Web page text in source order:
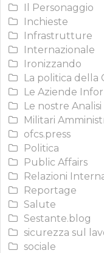
Il Personaggio
Inchieste
Infrastrutture
Internazionale
Ironizzando
La politica della
Le Aziende
Le nostre Analisi
Militari
ofcs.press
Politica
Public Affairs
Relazioni
Reportage
Salute
Sestante.blog
sicurezza sul
sociale